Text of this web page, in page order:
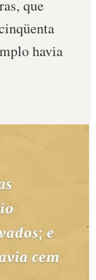
que
havia